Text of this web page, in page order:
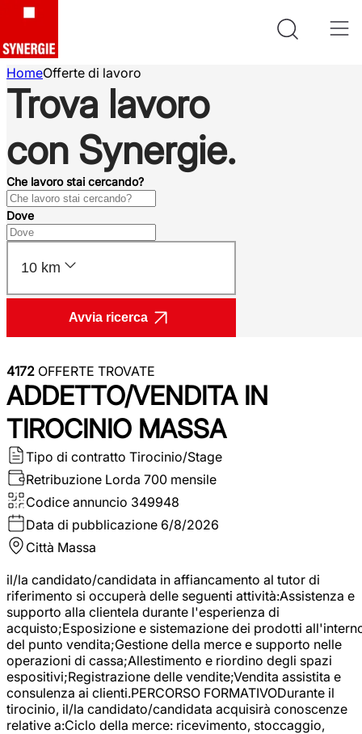
HomeOfferte di lavoro
Trova lavoro
con Synergie.
Che lavoro stai cercando?
Dove
10 km
Avvia ricerca
4172 OFFERTE TROVATE
ADDETTO/VENDITA IN
TIROCINIO MASSA
Tipo di contratto Tirocinio/Stage
Retribuzione Lorda 700 mensile
Codice annuncio 349948
Data di pubblicazione 6/8/2026
Città Massa
il/la candidato/candidata in affiancamento al tutor di
riferimento si occuperà delle seguenti attività:Assistenza e
supporto alla clientela durante l'esperienza di
acquisto;Esposizione e sistemazione dei prodotti
del punto vendita;Gestione della merce e supporto nelle
operazioni di cassa;Allestimento e riordino degli spazi
espositivi;Registrazione delle vendite;Vendita assistita e
consulenza ai clienti.PERCORSO FORMATIVODurante il
tirocinio, il/la candidato/candidata acquisirà conoscenze
relative a:Ciclo della merce: ricevimento, stoccaggio,